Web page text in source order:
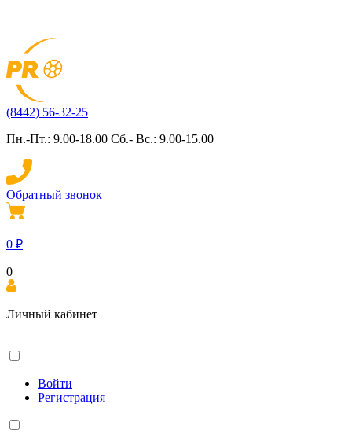
(8442) 56-32-25
Пн.-Пт.: 9.00-18.00 Сб.- Вс.: 9.00-15.00
Обратный звонок
0 ₽
0
Личный кабинет
Войти
Регистрация